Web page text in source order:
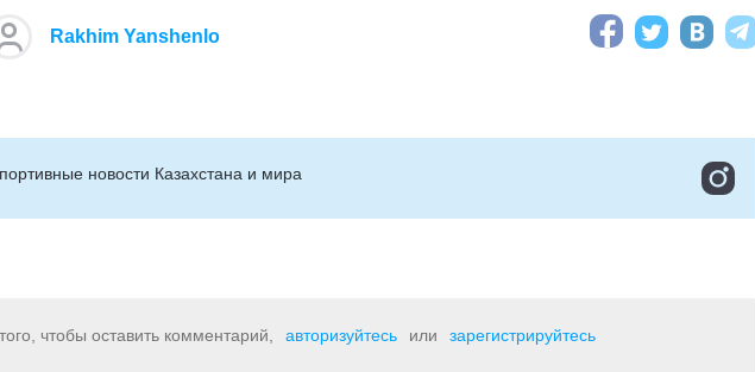
Rakhim Yanshenlo
новости Казахстана и мира
чтобы оставить комментарий, авторизуйтесь или зарегистрируйтесь